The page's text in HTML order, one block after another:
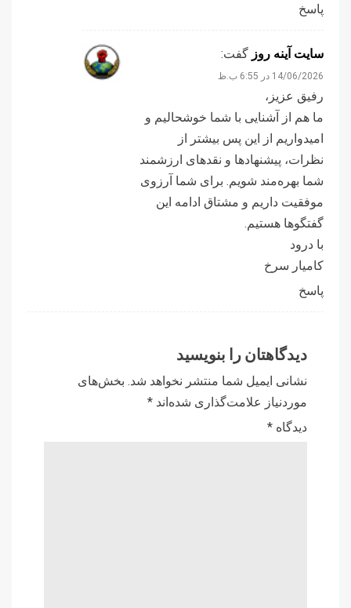
پاسخ
سایت آینه‌ روز گفت:
14/06/2026 در 6:55 ب.ظ
رفیق عزیز،
ما هم از آشنایی با شما خوشحالیم و
امیدواریم از این پس بیشتر از
نظرات، پیشنهادها و نقدهای ارزشمند
شما بهره‌مند شویم. برای شما آرزوی
موفقیت داریم و مشتاق ادامه این
گفتگوها هستیم.
با درود
کامیار سرخ
پاسخ
دیدگاهتان را بنویسید
نشانی ایمیل شما منتشر نخواهد شد. بخش‌های
موردنیاز علامت‌گذاری شده‌اند *
دیدگاه *